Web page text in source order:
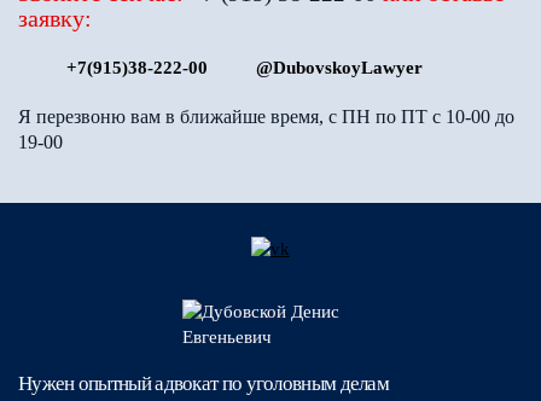
заявку:
+7(915)38-222-00 @DubovskoyLawyer
Я перезвоню вам в ближайше время, с ПН по ПТ с 10-00 до
19-00
Нужен опытный адвокат по уголовным делам